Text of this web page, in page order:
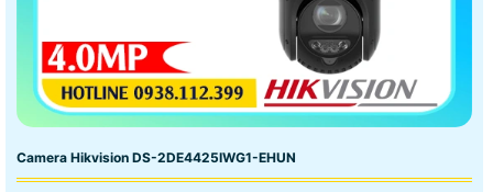
Camera Hikvision DS-2DE4425IWG1-EHUN